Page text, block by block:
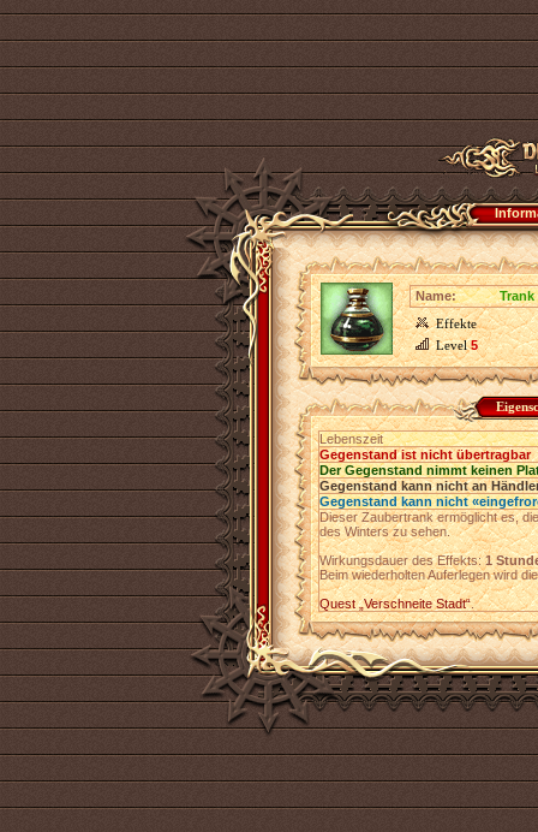
Name:
Effekte
Level5
Lebenszeit
Gegenstand ist nicht übertragbar
Der Gegenstand nimmt keinen
Gegenstand kann nicht an
Gegenstand kann nicht
Dieser Zaubertrank ermöglicht es,
des Winters zu sehen.
Wirkungsdauer des Effekts:1
Beim wiederholten Auferlegen wird
Quest „Verschneite Stadt“.